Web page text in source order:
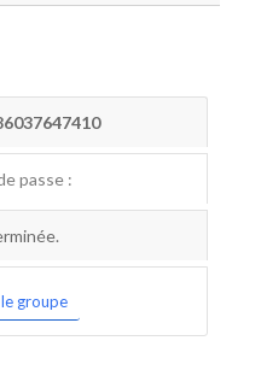
passe :
groupe